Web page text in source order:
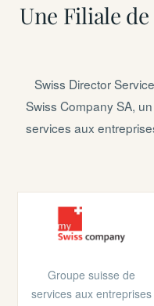
Une Filiale de
Swiss Director
Swiss Company SA,
services aux
Groupe suisse de
services aux entreprises